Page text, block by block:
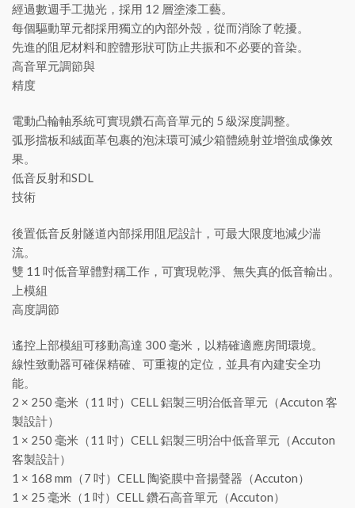
經過數週手工拋光，採用 12 層塗漆工藝。
每個驅動單元都採用獨立的內部外殼，從而消除了乾擾。
先進的阻尼材料和腔體形狀可防止共振和不必要的音染。
高音單元調節與
精度
電動凸輪軸系統可實現鑽石高音單元的 5 級深度調整。
弧形擋板和絨面革包裹的泡沫環可減少箱體繞射並增強成像效
果。
低音反射和SDL
技術
後置低音反射隧道內部採用阻尼設計，可最大限度地減少湍
流。
雙 11 吋低音單體對稱工作，可實現乾淨、無失真的低音輸出。
上模組
高度調節
遙控上部模組可移動高達 300 毫米，以精確適應房間環境。
線性致動器可確保精確、可重複的定位，並具有內建安全功
能。
2 × 250 毫米（11 吋）CELL 鋁製三明治低音單元（Accuton 客
製設計）
1 × 250 毫米（11 吋）CELL 鋁製三明治中低音單元（Accuton
客製設計）
1 × 168 mm（7 吋）CELL 陶瓷膜中音揚聲器（Accuton）
1 × 25 毫米（1 吋）CELL 鑽石高音單元（Accuton）